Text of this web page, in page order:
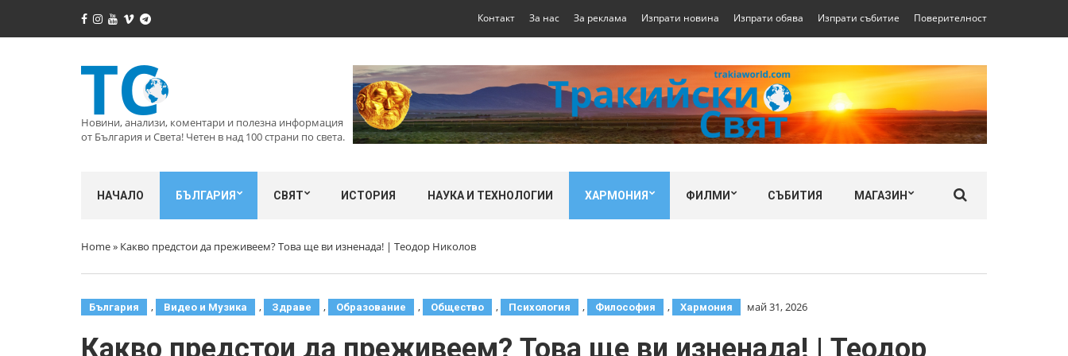
Контакт За нас За реклама Изпрати новина Изпрати обява Изпрати събитие Поверителност
Новини, анализи, коментари и полезна информация
от България и Света! Четен в над 100 страни по света.
НАЧАЛО БЪЛГАРИЯ СВЯТ ИСТОРИЯ НАУКА И ТЕХНОЛОГИИ ХАРМОНИЯ ФИЛМИ СЪБИТИЯ МАГАЗИН
Home» Какво предстои да преживеем? Това ще ви изненада! | Теодор Николов
България , Видео и Музика , Здраве , Образование , Общество , Психология , Философия , Хармония май 31, 2026
Какво предстои да преживеем? Това ще ви изненада! | Теодор